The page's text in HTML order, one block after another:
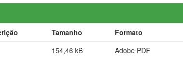
Tamanho
Formato
154,46 kB Adobe PDF